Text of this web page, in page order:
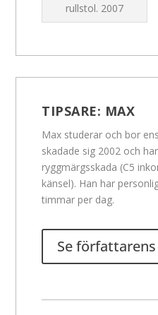
rullstol. 2007
TIPSARE: MAX
Max studerar och bor
skadade sig 2002 och
ryggmärgsskada (C5
känsel). Han har
timmar per dag.
Se